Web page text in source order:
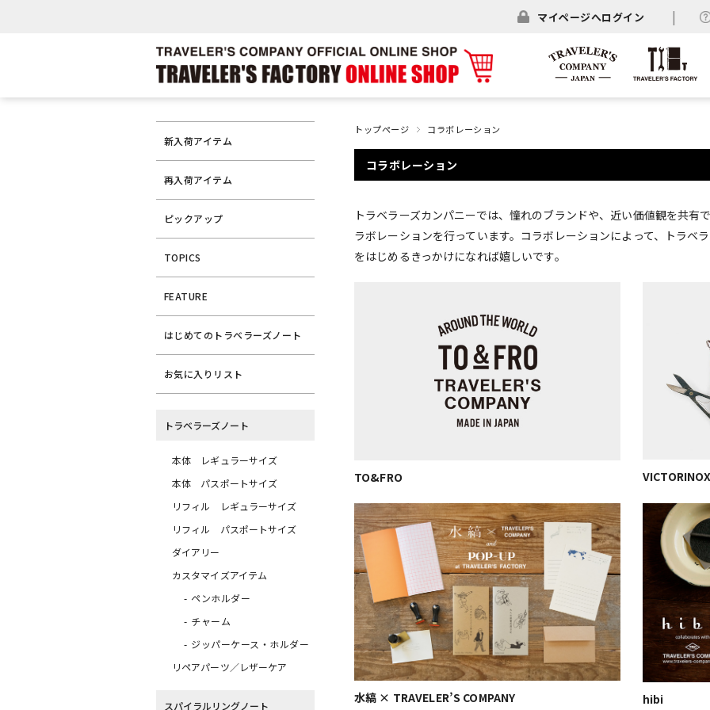
マイページへログイン
トップページ コラボレーション
コラボレーション
トラベラーズカンパニーでは、憧れのブランドや、近い価値観を共有
ラボレーションを行っています。コラボレーションによって、トラベ
をはじめるきっかけになれば嬉しいです。
TO&FRO
水縞 × TRAVELER’S COMPANY hibi
新入荷アイテム
再入荷アイテム
ピックアップ
TOPICS
FEATURE
はじめてのトラベラーズノート
お気に入りリスト
トラベラーズノート
本体 レギュラーサイズ
本体 パスポートサイズ
リフィル レギュラーサイズ
リフィル パスポートサイズ
ダイアリー
カスタマイズアイテム
ペンホルダー
チャーム
ジッパーケース・ホルダー
リペアパーツ／レザーケア
スパイラルリングノート